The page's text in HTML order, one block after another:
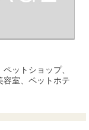
ットショップ、
容室、ペットホテ